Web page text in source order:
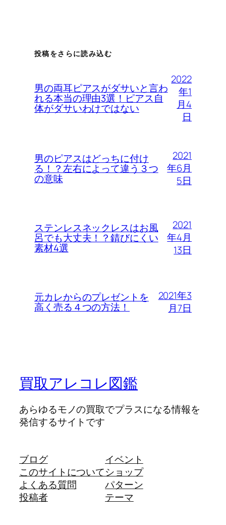
投稿をさらに読み込む
男の両耳ピアスがダサいと言わ
れる本当の理由3選！ピアス自
体がダサいわけではない
2022
年1
月4
日
男のピアスはどっちに付け
る！？左右によって違う３つ
の意味
2021
年6月
5日
ステンレスネックレスはお風
呂でも大丈夫！？錆びにくい
素材4選
2021
年4月
13日
元カレからのプレゼントを
高く売る４つの方法！
2021年3
月7日
買取アレコレ図鑑
あらゆるモノの買取でプラスになる情報を
発信するサイトです
ブログ
このサイトについて
よくある質問
投稿者
イベント
ショップ
パターン
テーマ